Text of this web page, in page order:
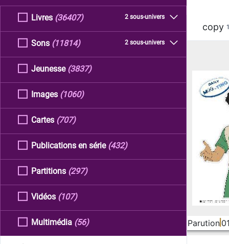
Livres 2 sous-univers
(36407)
Sons 2 sous-univers
(11814)
Jeunesse (3837)
Images (1060)
Cartes (707)
Publications en série (432)
Partitions (297)
Vidéos (107)
Multimédia (56)
copy
Parution